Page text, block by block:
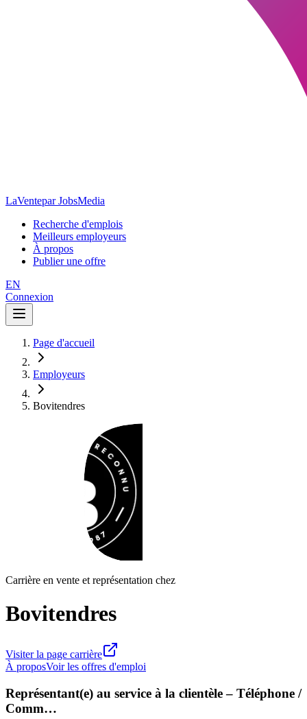
LaVentepar JobsMedia
Recherche d'emplois
Meilleurs employeurs
À propos
Publier une offre
EN
Connexion
Page d'accueil
Employeurs
Bovitendres
Carrière en vente et représentation chez
Bovitendres
Visiter la page carrière
À proposVoir les offres d'emploi
Représentant(e) au service à la clientèle – Téléphone /
Comm…